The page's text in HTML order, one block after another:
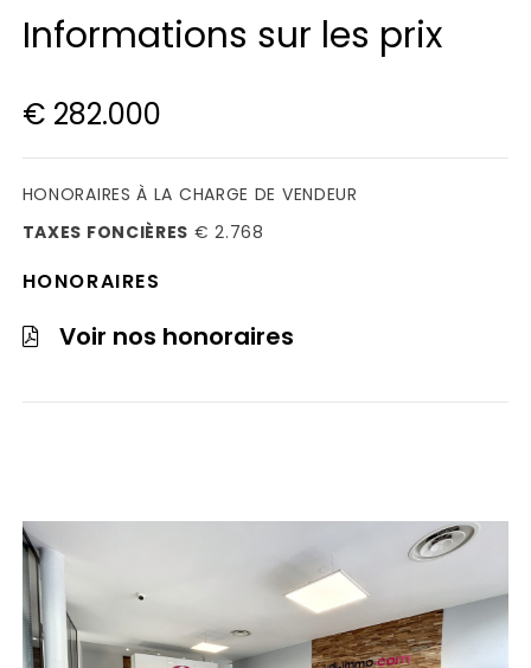
Informations sur les prix
€ 282.000
HONORAIRES À LA CHARGE DE VENDEUR
TAXES FONCIÈRES € 2.768
HONORAIRES
Voir nos honoraires